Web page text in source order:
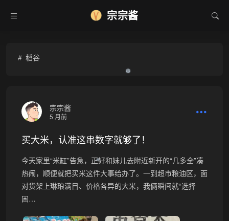
宗宗酱
稻谷
宗宗酱
5 月前
买大米，认准这串数字就够了！
今天家里“米缸”告急，正好和妹儿去附近新开的“几多全”凑
热闹，顺便就把买米这件大事给办了。一到超市粮油区，面
对货架上琳琅满目、价格各异的大米，我俩瞬间就“选择
困…